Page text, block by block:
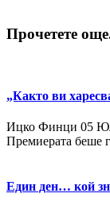
Прочетете
„Както ви
Ицко Финци 05
Премиерата беше
Един ден… кой